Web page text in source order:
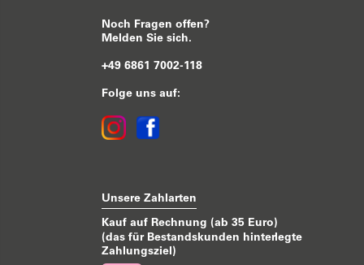
Noch Fragen offen?
Melden Sie sich.
+49 6861 7002-118
Folge uns auf:
Unsere Zahlarten
Kauf auf Rechnung (ab 35 Euro)
(das für Bestandskunden hinterlegte
Zahlungsziel)